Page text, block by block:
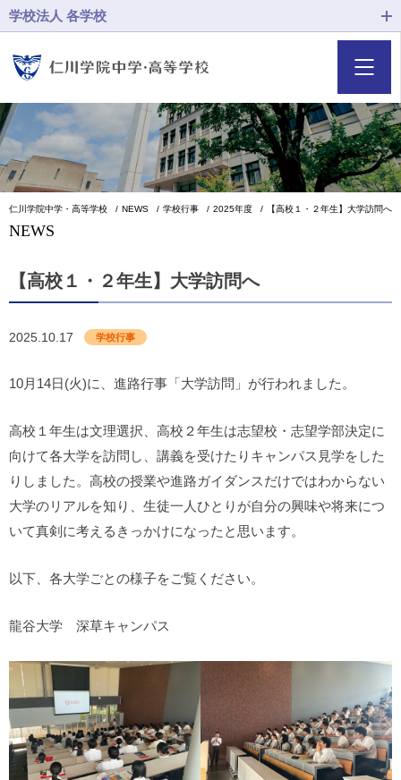
学校法人 各学校
仁川学院中学・高等学校 NEWS 学校行事 2025年度 【高校１・２年生】大学訪問へ
NEWS
【高校１・２年生】大学訪問へ
2025.10.17 学校行事
10月14日(火)に、進路行事「大学訪問」が行われました。
高校１年生は文理選択、高校２年生は志望校・志望学部決定に
向けて各大学を訪問し、講義を受けたりキャンパス見学をした
りしました。高校の授業や進路ガイダンスだけではわからない
大学のリアルを知り、生徒一人ひとりが自分の興味や将来につ
いて真剣に考えるきっかけになったと思います。
以下、各大学ごとの様子をご覧ください。
龍谷大学 深草キャンパス